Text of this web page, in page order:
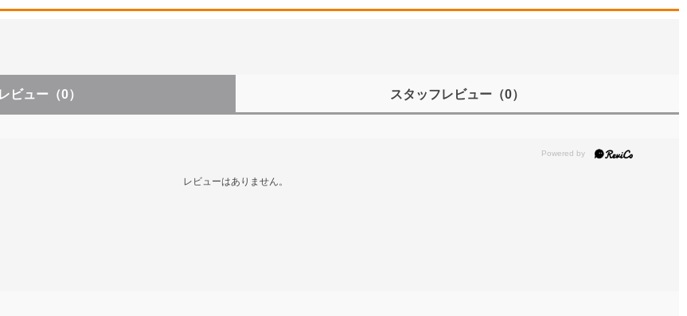
ビュー （0） スタッフレビュー （0）
レビューはありません。